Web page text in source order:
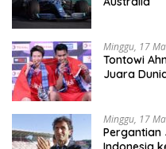
Minggu, 17
Tontowi
Juara
Minggu, 17
Pergantian